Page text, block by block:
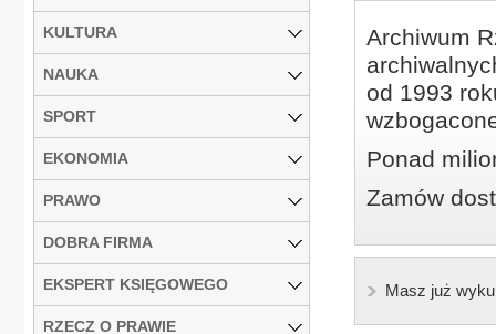
Archiwum
od 1993
Ponad
Zamów
Masz już
KULTURA
NAUKA
SPORT
EKONOMIA
PRAWO
DOBRA FIRMA
EKSPERT KSIĘGOWEGO
RZECZ O PRAWIE